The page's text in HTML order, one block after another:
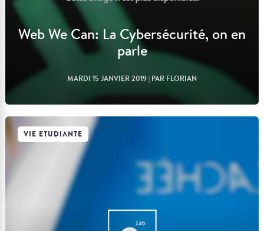
Web We Can: La Cybersécurité, on en
parle
MARDI 15 JANVIER 2019| PAR FLORIAN
Lire l'article
VIE ETUDIANTE